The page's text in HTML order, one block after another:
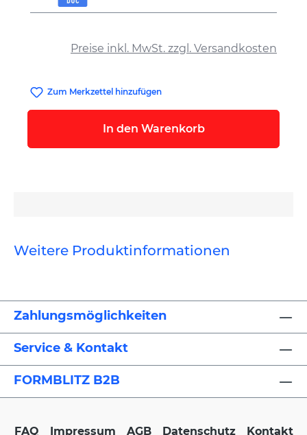
Preise inkl. MwSt. zzgl. Versandkosten
Zum Merkzettel hinzufügen
In den Warenkorb
Weitere Produktinformationen
Zahlungsmöglichkeiten
Service & Kontakt
FORMBLITZ B2B
FAQ Impressum AGB Datenschutz Kontakt